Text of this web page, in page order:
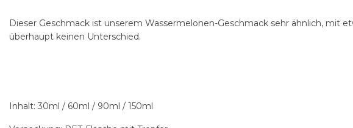
Dieser Geschmack ist unserem Wassermelonen-Geschmack sehr ähnlich, mit
überhaupt keinen Unterschied.
Inhalt: 30ml / 60ml / 90ml / 150ml